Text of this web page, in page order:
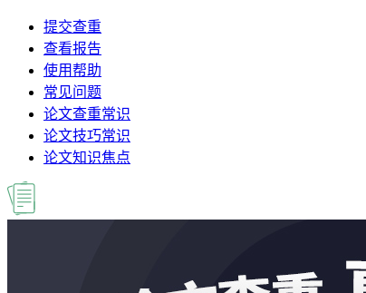
提交查重
查看报告
使用帮助
常见问题
论文查重常识
论文技巧常识
论文知识焦点